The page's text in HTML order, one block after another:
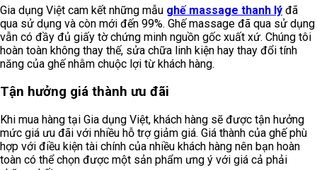
Gia dụng Việt cam kết những mẫu ghế massage thanh lý đã
qua sử dụng và còn mới đến 99%. Ghế massage đã qua sử dụng
vẫn có đầy đủ giấy tờ chứng minh nguồn gốc xuất xứ. Chúng tôi
hoàn toàn không thay thế, sửa chữa linh kiện hay thay đổi tính
năng của ghế nhằm chuộc lợi từ khách hàng.
Tận hưởng giá thành ưu đãi
Khi mua hàng tại Gia dụng Việt, khách hàng sẽ được tận hưởng
mức giá ưu đãi với nhiều hỗ trợ giảm giá. Giá thành của ghế phù
hợp với điều kiện tài chính của nhiều khách hàng nên bạn hoàn
toàn có thể chọn được một sản phẩm ưng ý với giá cả phải